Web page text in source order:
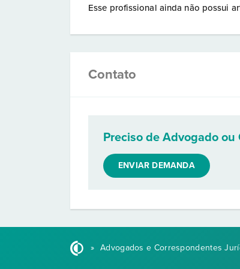
Esse profissional ainda não possui
Contato
Preciso de Advogado
ENVIAR DEMANDA
» Advogados e Correspondentes